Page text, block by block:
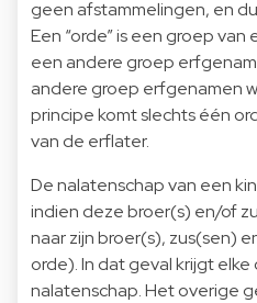
geen afstammelingen, en
Een “orde” is een groep
een andere groep
andere groep erfgenamen
principe komt slechts één
van de erflater.
De nalatenschap van een
indien deze broer(s) en/of
naar zijn broer(s), zus(sen)
orde). In dat geval krijgt
nalatenschap. Het overige